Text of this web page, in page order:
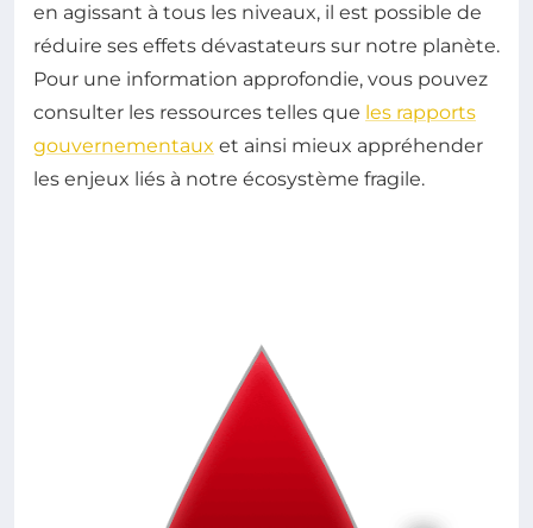
en agissant à tous les niveaux, il est possible de
réduire ses effets dévastateurs sur notre planète.
Pour une information approfondie, vous pouvez
consulter les ressources telles que les rapports
gouvernementaux et ainsi mieux appréhender
les enjeux liés à notre écosystème fragile.